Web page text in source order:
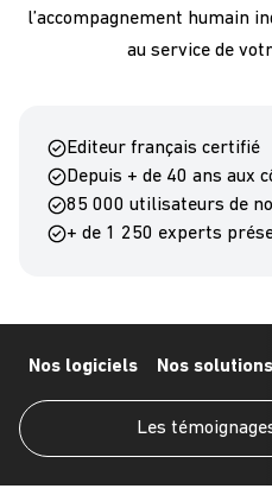
l’accompagnement humain
au service de
Editeur français certifié
Depuis + de 40 ans aux
85 000 utilisateurs de
+ de 1 250 experts
Nos logiciels Nos
Les